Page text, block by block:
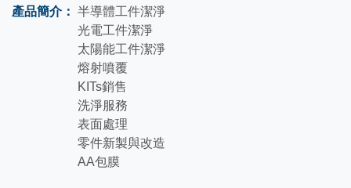
產品簡介： 半導體工件潔淨
光電工件潔淨
太陽能工件潔淨
熔射噴覆
KITs銷售
洗淨服務
表面處理
零件新製與改造
AA包膜